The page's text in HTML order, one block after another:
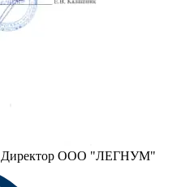
Директор ООО "ЛЕГНУМ"